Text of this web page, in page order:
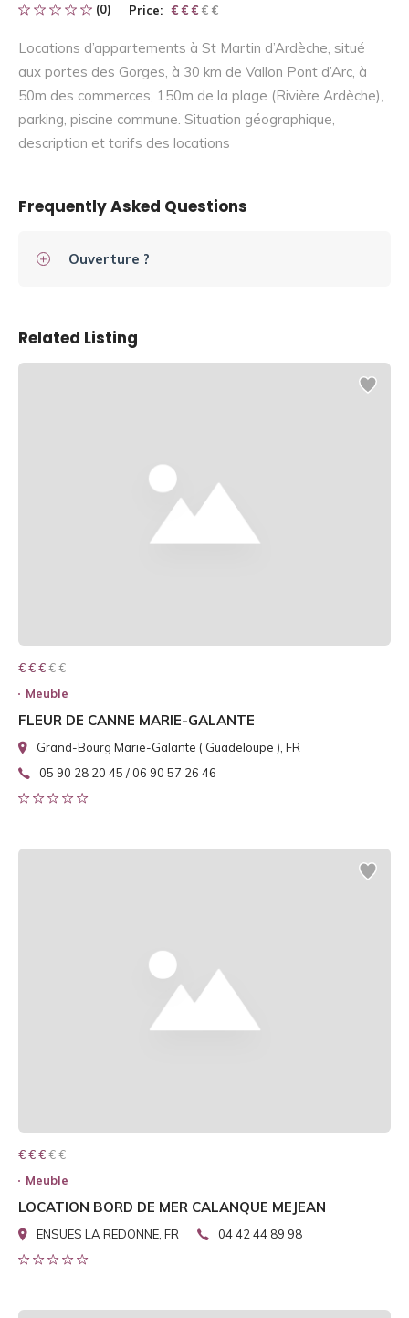
(0) Price: € € € € €
€ € €
Locations d’appartements à St Martin d’Ardèche, situé
aux portes des Gorges, à 30 km de Vallon Pont d’Arc, à
50m des commerces, 150m de la plage (Rivière Ardèche),
parking, piscine commune. Situation géographique,
description et tarifs des locations
Frequently Asked Questions
Ouverture ?
Related Listing
€ € € € €
€ € €
Meuble
FLEUR DE CANNE MARIE-GALANTE
Grand-Bourg Marie-Galante ( Guadeloupe ), FR
05 90 28 20 45 / 06 90 57 26 46
€ € € € €
€ € €
Meuble
LOCATION BORD DE MER CALANQUE MEJEAN
ENSUES LA REDONNE, FR 04 42 44 89 98